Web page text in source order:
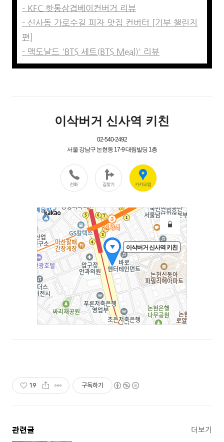
- KFC 핫통삼겹베이컨버거 리뷰
- 신사동 가로수길 피자 맛집 컨버터 [기부 챌린지
편]
- 맥도날드 'BTS 세트(BTS Meal)' 리뷰
19 구독하기
관련글 더보기